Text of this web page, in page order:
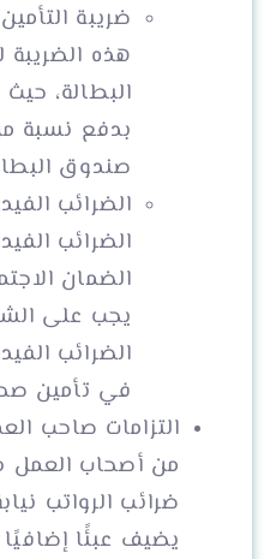
ضريبة
هذه الضريبة
البطالة،
بدفع نسبة
صندوق
الضرائب
الضرائب
الضمان
يجب على
الضرائب
في تأمين
التزامات صاحب
من أصحاب العمل
ضرائب الرواتب
يضيف عبئًا